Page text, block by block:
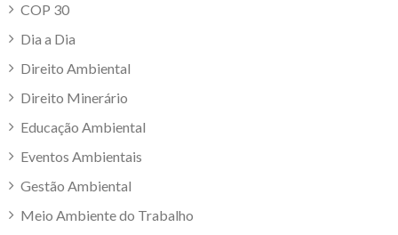
COP 30
Dia a Dia
Direito Ambiental
Direito Minerário
Educação Ambiental
Eventos Ambientais
Gestão Ambiental
Meio Ambiente do Trabalho